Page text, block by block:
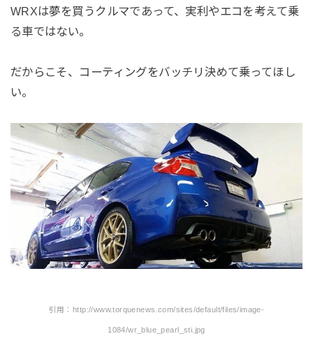
WRXは夢を買うクルマであって、実利やエコを考えて乗
る車ではない。
だからこそ、コーティングをバッチリ決めて乗ってほし
い。
引用：http://www.torquenews.com/sites/default/files/image-
1084/wr_blue_pearl_sti.jpg